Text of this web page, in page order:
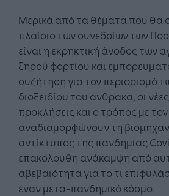
Μερικά από τα θέματα που θα
πλαίσιο των συνεδρίων των
είναι η εκρηκτική άνοδος των
ξηρού φορτίου και
συζήτηση για τον περιορισμό
διοξειδίου του άνθρακα, οι
προκλήσεις και ο τρόπος με
αναδιαμορφώνουν τη
αντίκτυπος της πανδημίας
επακόλουθη ανάκαμψη από
αβεβαιότητα για το τι
έναν μετα-πανδημικό κόσμο.